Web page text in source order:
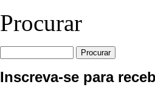
Procurar
Inscreva-se para